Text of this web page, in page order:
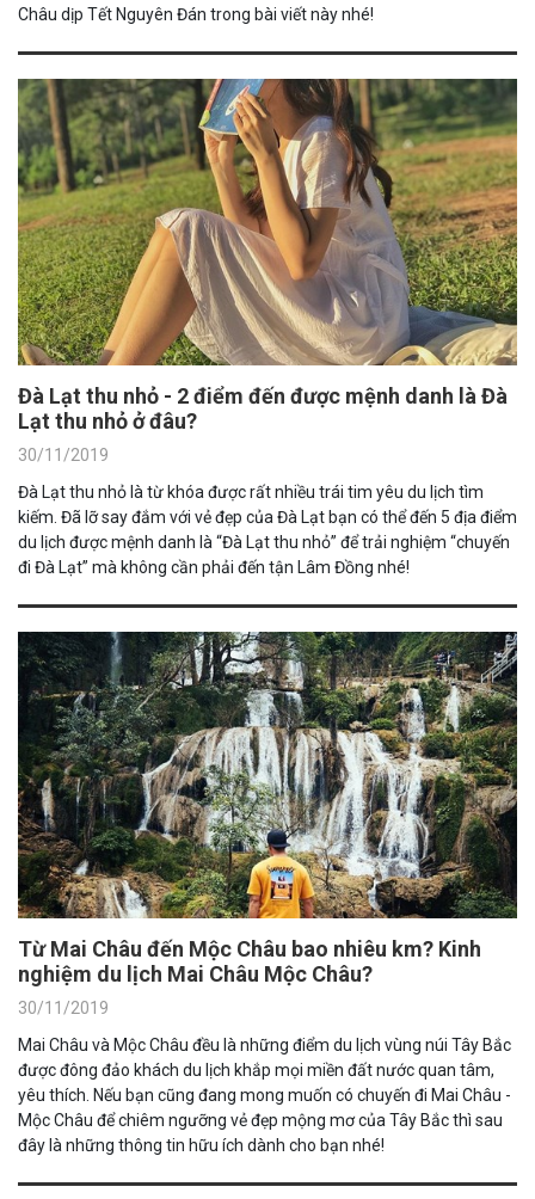
Châu dịp Tết Nguyên Đán trong bài viết này nhé!
Đà Lạt thu nhỏ - 2 điểm đến được mệnh danh là Đà
Lạt thu nhỏ ở đâu?
30/11/2019
Đà Lạt thu nhỏ là từ khóa được rất nhiều trái tim yêu du lịch tìm
kiếm. Đã lỡ say đắm với vẻ đẹp của Đà Lạt bạn có thể đến 5 địa điểm
du lịch được mệnh danh là “Đà Lạt thu nhỏ” để trải nghiệm “chuyến
đi Đà Lạt” mà không cần phải đến tận Lâm Đồng nhé!
Từ Mai Châu đến Mộc Châu bao nhiêu km? Kinh
nghiệm du lịch Mai Châu Mộc Châu?
30/11/2019
Mai Châu và Mộc Châu đều là những điểm du lịch vùng núi Tây Bắc
được đông đảo khách du lịch khắp mọi miền đất nước quan tâm,
yêu thích. Nếu bạn cũng đang mong muốn có chuyến đi Mai Châu -
Mộc Châu để chiêm ngưỡng vẻ đẹp mộng mơ của Tây Bắc thì sau
đây là những thông tin hữu ích dành cho bạn nhé!